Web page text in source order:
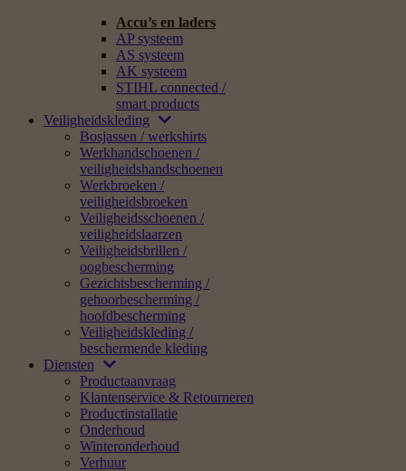
Accu’s en laders
AP systeem
AS systeem
AK systeem
STIHL connected /
smart products
Veiligheidskleding
Bosjassen / werkshirts
Werkhandschoenen /
veiligheidshandschoenen
Werkbroeken /
veiligheidsbroeken
Veiligheidsschoenen /
veiligheidslaarzen
Veiligheidsbrillen /
oogbescherming
Gezichtsbescherming /
gehoorbescherming /
hoofdbescherming
Veiligheidskleding /
beschermende kleding
Diensten
Productaanvraag
Klantenservice & Retourneren
Productinstallatie
Onderhoud
Winteronderhoud
Verhuur